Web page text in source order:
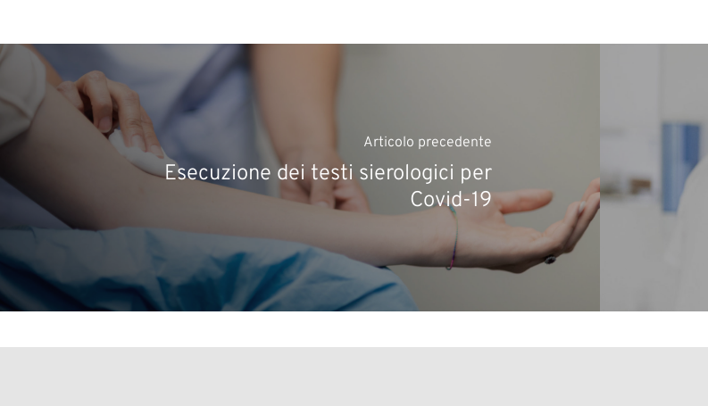
Articolo precedente
Esecuzione dei testi sierologici per
Covid-19